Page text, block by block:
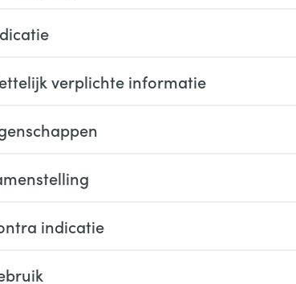
verplichte informatie
indicatie